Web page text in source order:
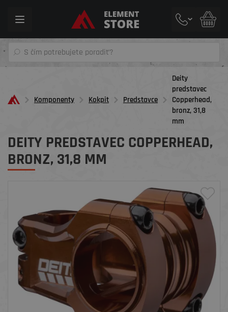
Toggle
Komponenty Kokpit Predstavce
Deity
predstavec
Copperhead,
bronz, 31,8
mm
DEITY PREDSTAVEC COPPERHEAD,
BRONZ, 31,8 MM